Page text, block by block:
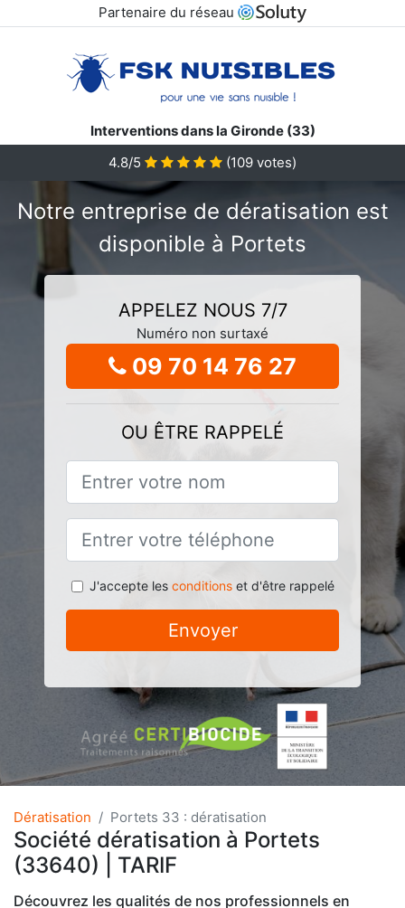
Partenaire du réseau
Interventions dans la Gironde (33)
4.8/5
(109 votes)
Notre entreprise de dératisation est
disponible à Portets
APPELEZ NOUS 7/7
Numéro non surtaxé
09 70 14 76 27
OU ÊTRE RAPPELÉ
J'accepte les conditionset d'être rappelé
Envoyer
Dératisation Portets 33 : dératisation
Société dératisation à Portets
(33640) | TARIF
Découvrez les qualités de nos professionnels en